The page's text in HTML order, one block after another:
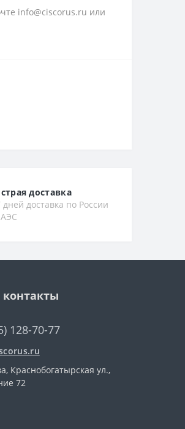
info@ciscorus.ru или
доставка
дней доставка по России
128-70-77
Краснобогатырская ул.,
72